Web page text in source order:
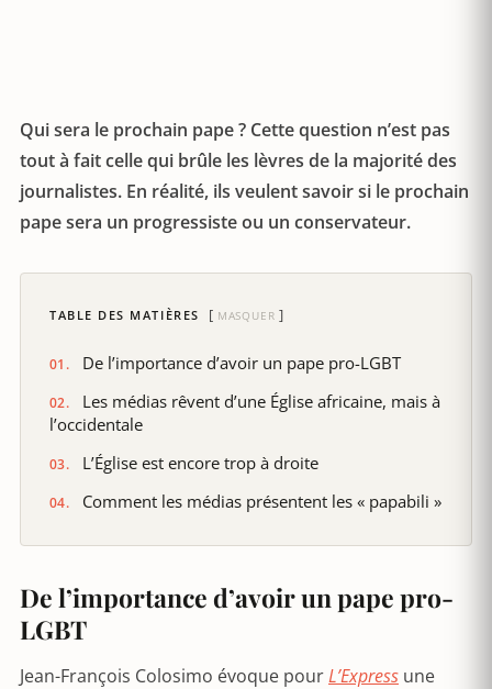
Qui sera le prochain pape ? Cette question n’est pas
tout à fait celle qui brûle les lèvres de la majorité des
journalistes. En réalité, ils veulent savoir si le prochain
pape sera un progressiste ou un conservateur.
TABLE DES MATIÈRES MASQUER
De l’importance d’avoir un pape pro-LGBT
Les médias rêvent d’une Église africaine, mais à
l’occidentale
L’Église est encore trop à droite
Comment les médias présentent les « papabili »
De l’importance d’avoir un pape pro-
LGBT
Jean-François Colosimo évoque pourL’Express une